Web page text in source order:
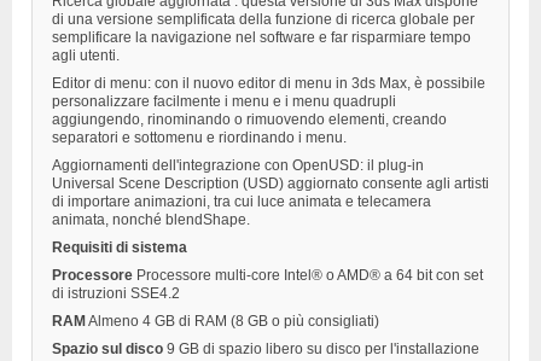
di una versione semplificata della funzione di ricerca globale per
semplificare la navigazione nel software e far risparmiare tempo
agli utenti.
Editor di menu: con il nuovo editor di menu in 3ds Max, è possibile
personalizzare facilmente i menu e i menu quadrupli
aggiungendo, rinominando o rimuovendo elementi, creando
separatori e sottomenu e riordinando i menu.
Aggiornamenti dell'integrazione con OpenUSD: il plug-in
Universal Scene Description (USD) aggiornato consente agli artisti
di importare animazioni, tra cui luce animata e telecamera
animata, nonché blendShape.
Requisiti di sistema
Processore Processore multi-core Intel® o AMD® a 64 bit con set
di istruzioni SSE4.2
RAMAlmeno 4 GB di RAM (8 GB o più consigliati)
Spazio sul disco 9 GB di spazio libero su disco per l'installazione